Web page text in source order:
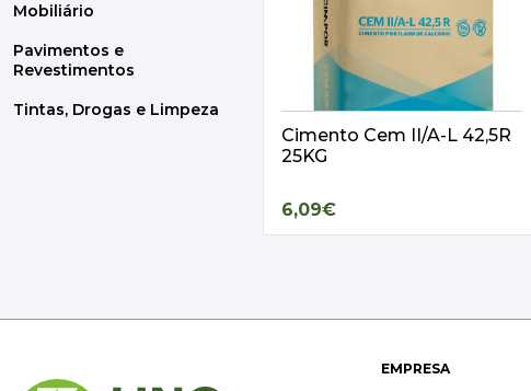
Mobiliário
Pavimentos e
Revestimentos
Tintas, Drogas e Limpeza
Cimento Cem II/A-L 42,5R
25KG
6,09€
EMPRESA